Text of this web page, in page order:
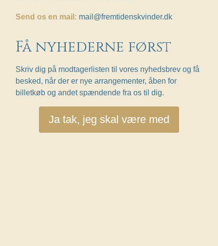
Send os en mail: mail@fremtidenskvinder.dk
Få nyhederne først
Skriv dig på modtagerlisten til vores nyhedsbrev og få
besked, når der er nye arrangementer, åben for
billetkøb og andet spændende fra os til dig.
Ja tak, jeg skal være med